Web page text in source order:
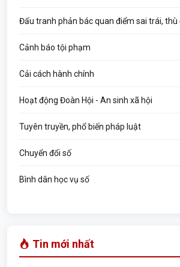
Đấu tranh phản bác quan điểm sai trái, thù
Cảnh báo tội phạm
Cải cách hành chính
Hoạt động Đoàn Hội - An sinh xã hội
Tuyên truyền, phổ biến pháp luật
Chuyển đổi số
Bình dân học vụ số
Tin mới nhất